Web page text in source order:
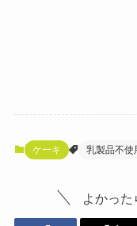
ケーキ 乳製品不使
よかっ